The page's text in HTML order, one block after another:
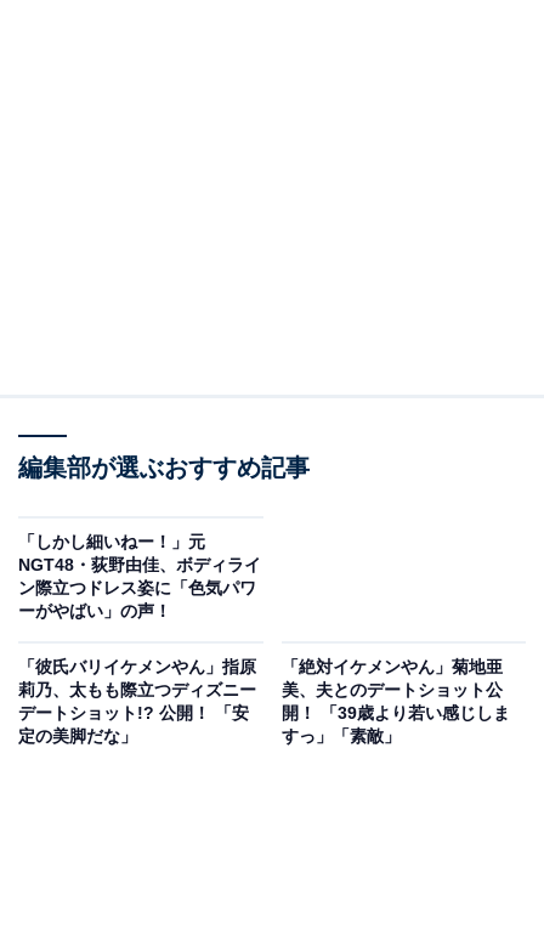
編集部が選ぶおすすめ記事
「しかし細いねー！」元
NGT48・荻野由佳、ボディライ
ン際立つドレス姿に「色気パワ
ーがやばい」の声！
「彼氏バリイケメンやん」指原
莉乃、太もも際立つディズニー
デートショット!? 公開！ 「安
定の美脚だな」
「絶対イケメンやん」菊地亜
美、夫とのデートショット公
開！ 「39歳より若い感じしま
すっ」「素敵」